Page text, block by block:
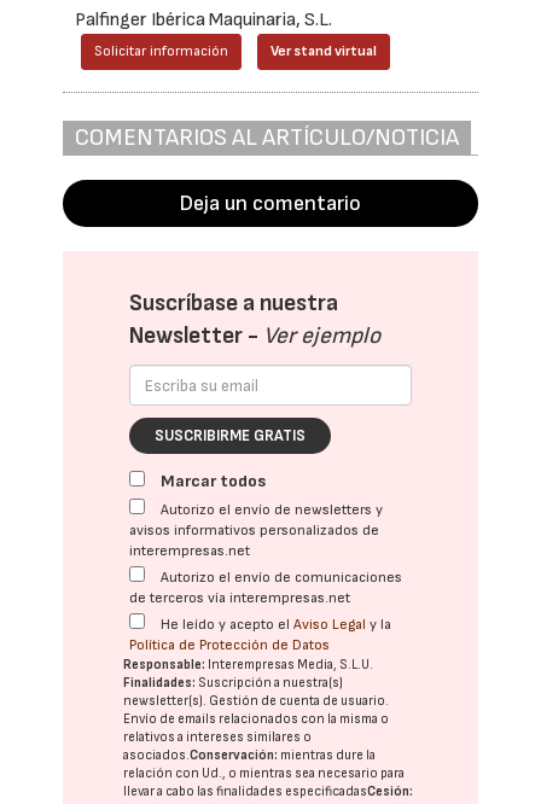
Palfinger Ibérica Maquinaria, S.L.
Solicitar información Ver stand virtual
COMENTARIOS AL ARTÍCULO/NOTICIA
Deja un comentario
Suscríbase a nuestra
Newsletter - Ver ejemplo
SUSCRIBIRME GRATIS
Marcar todos
Autorizo el envío de newsletters y
avisos informativos personalizados de
interempresas.net
Autorizo el envío de comunicaciones
de terceros vía interempresas.net
He leído y acepto elAviso Legal y la
Política de Protección de Datos
Responsable: Interempresas Media, S.L.U.
Finalidades: Suscripción a nuestra(s)
newsletter(s). Gestión de cuenta de usuario.
Envío de emails relacionados con la misma o
relativos a intereses similares o
asociados.Conservación: mientras dure la
relación con Ud., o mientras sea necesario para
llevar a cabo las finalidades especificadasCesión: